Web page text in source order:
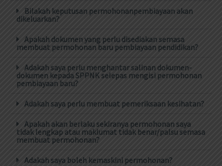
Bilakah keputusan permohonanpembiayaan akan
dikeluarkan?
Apakah dokumen yang perlu disediakan semasa
membuat permohonan baru pembiayaan pendidikan?
Adakah saya perlu menghantar salinan dokumen-
dokumen kepada SPPNK selepas mengisi permohonan
pembiayaan baru?
Adakah saya perlu membuat pemeriksaan kesihatan?
Apakah akan berlaku sekiranya permohonan saya
tidak lengkap atau maklumat tidak benar/palsu semasa
membuat permohonan?
Adakah saya boleh kemaskini permohonan?